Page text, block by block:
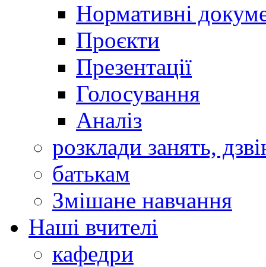
Нормативні
Проєкти
Презентації
Голосування
Аналіз
розклади занять,
батькам
Змішане навчання
Наші вчителі
кафедри